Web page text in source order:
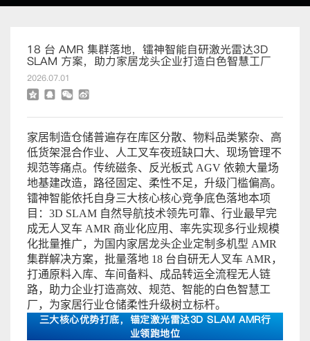
18 台 AMR 集群落地，镭神智能自研激光雷达3D
SLAM 方案，助力家居龙头企业打造白色智慧工厂
2026.07.01
家居制造仓储普遍存在库区分散、物料品类繁杂、高
低货架混合作业、人工叉车夜班缺口大、现场管理不
规范等痛点。传统磁条、反光板式 AGV 依赖大量场
地基建改造，路径固定、柔性不足，升级门槛偏高。
镭神智能依托自身三大核心核心竞争底色落地本项
目： 3D SLAM 自然导航技术领先可靠、行业最早完
成无人叉车 AMR 商业化应用、率先实现多行业规模
化批量推广，为国内家居龙头企业定制多机型 AMR
集群解决方案，批量落地 18 台自研无人叉车 AMR，
打通原料入库、车间备料、成品转运全流程无人链
路，助力企业打造高效、规范、智能的白色智慧工
厂，为家居行业仓储柔性升级树立标杆。
三大核心优势打底，锚定激光雷达3D SLAM AMR行
业领跑地位